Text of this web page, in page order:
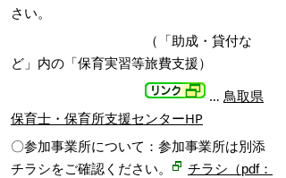
さい。
（「助成・貸付な
ど」内の「保育実習等旅費支援）
… 鳥取県
保育士・保育所支援センターHP
〇参加事業所について：参加事業所は別添
チラシをご確認ください。
チラシ（pdf：